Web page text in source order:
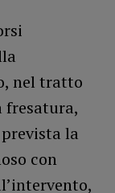
nel tratto
fresatura,
la
con